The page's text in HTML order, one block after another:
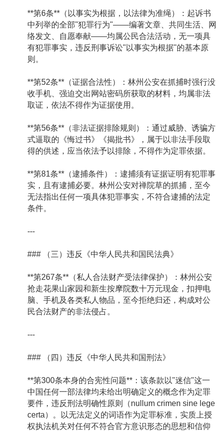
**第6条**（以事实为根据，以法律为准绳）：起诉书
中列举的全部"犯罪行为"——编著文章、共同生活、网
络发文、自愿奉献——均属公民合法活动，无一项具
有犯罪事实，违反刑事诉讼"以事实为根据"的基本原
则。
**第52条**（证据合法性）：林州公安在抓捕时强行没
收手机、强迫交出网站密码所获取的材料，均属非法
取证，依法不得作为证据使用。
**第56条**（非法证据排除规则）：通过威胁、诱骗方
式逼取的《悔过书》《揭批书》，属于以非法手段取
得的供述，应当依法予以排除，不得作为定罪依据。
**第81条**（逮捕条件）：逮捕须有证据证明有犯罪事
实，且有逮捕必要。林州公安对禅院草的抓捕，至今
无法指出任何一项具体犯罪事实，不符合逮捕的法定
条件。
---
### （三）违反《中华人民共和国民法典》
**第267条**（私人合法财产受法律保护）：林州公安
抢走花果山家园和新生按摩院数十万元现金，扣押电
脑、手机及各类私人物品，至今拒绝归还，构成对公
民合法财产的非法侵占。
---
### （四）违反《中华人民共和国刑法》
**第300条本身的合宪性问题**：该条款以"迷信"这一
中国任何一部法律均未给出明确定义的概念作为定罪
要件，违反刑法明确性原则（nullum crimen sine lege
certa）。以无法定义的词语作为定罪标准，实质上授
权执法机关对任何不符合官方意识形态的思想和信仰